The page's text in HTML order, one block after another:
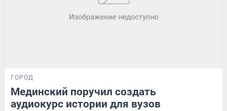
ГОРОД
Мединский поручил создать
аудиокурс истории для вузов